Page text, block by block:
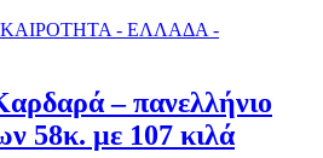
- ΕΛΛΑΔΑ -
– πανελλήνιο
58κ. με 107 κιλά